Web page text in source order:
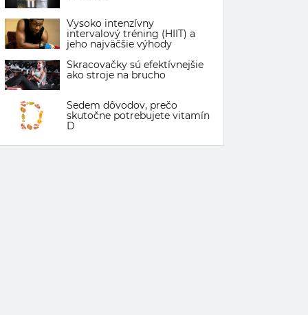
Vysoko intenzívny
intervalový tréning (HIIT) a
jeho najväčšie výhody
Skracovačky sú efektívnejšie
ako stroje na brucho
Sedem dôvodov, prečo
skutočne potrebujete vitamín
D